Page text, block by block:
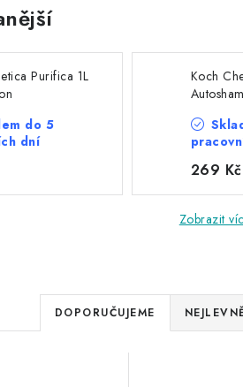
Purifica 1L
do 5
dní
Koch
269 Kč
Zobrazit
Ř
a
DOPORUČUJEME